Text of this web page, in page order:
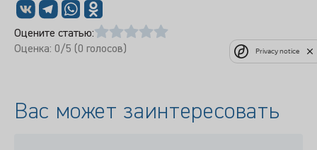
Оцените статью:
Оценка: 0/5 (0 голосов)
Вас может заинтересовать
Privacy notice